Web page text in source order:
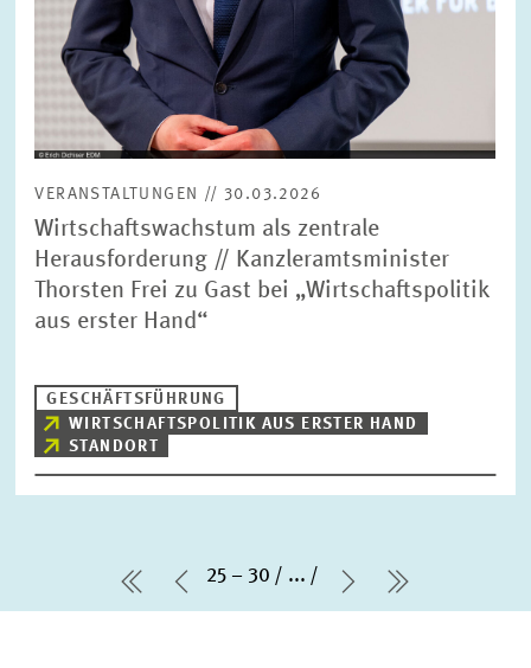
VERANSTALTUNGEN // 30.03.2026
Wirtschaftswachstum als zentrale
Herausforderung // Kanzleramtsminister
Thorsten Frei zu Gast bei „Wirtschaftspolitik
aus erster Hand“
GESCHÄFTSFÜHRUNG
WIRTSCHAFTSPOLITIK AUS ERSTER HAND
STANDORT
erste Seite
Vorherige Seite
25 – 30 ...
Nächste Seite
letzte